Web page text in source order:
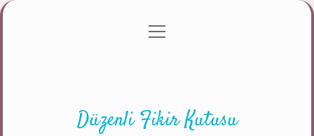
Gizlilik Politikası
menüyü
Düzenli Fikir Kutusu